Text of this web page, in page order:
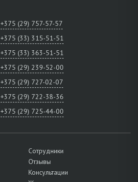
+375 (29) 757-57-57
+375 (33) 315-51-51
+375 (33) 363-51-51
+375 (29) 239-52-00
+375 (29) 727-02-07
+375 (29) 722-38-36
+375 (29) 725-44-00
Сотрудники
Отзывы
Консультации